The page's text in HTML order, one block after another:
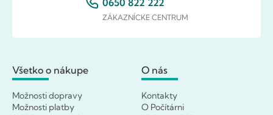
ZÁKAZNÍCKE CENTRUM
Všetko o nákupe
Možnosti dopravy
Možnosti platby
O nás
Kontakty
O Počítárni